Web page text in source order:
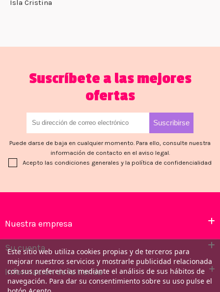
Isla Cristina
Suscríbete a las mejores
ofertas
Puede darse de baja en cualquier momento. Para ello, consulte nuestra
información de contacto en el aviso legal.
Acepto las condiciones generales y la política de confidencialidad
Nuestra empresa
Su cuenta
Información de la tienda
Este sitio web utiliza cookies propias y de terceros para
mejorar nuestros servicios y mostrarle publicidad relacionada
con sus preferencias mediante el análisis de sus hábitos de
navegación. Para dar su consentimiento sobre su uso pulse el